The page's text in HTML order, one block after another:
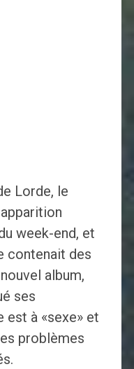
Lorde, le
week-end, et
contenait des
album,
ses
est à «sexe» et
problèmes